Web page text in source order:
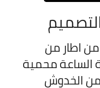
اطار من
الساعة محمية
الخدوش